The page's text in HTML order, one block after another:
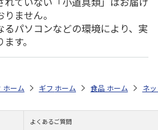
ません。
るパソコンなどの環境により、実
す。
ギフト特集 カテゴリから探す ドリンク
通販 グルメギフト特集 シーン別おす
ホーム ギフト通販 グルメギフト特集
ホーム 食品・グルメストア
ホーム ネ
よくあるご質問